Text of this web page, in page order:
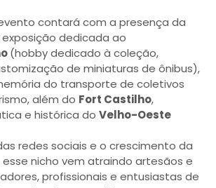
contará com a presença da
exposição dedicada ao
(hobby dedicado à coleção,
de miniaturas de ônibus),
do transporte de coletivos
além do Fort Castilho,
e histórica do Velho-Oeste
redes sociais e o crescimento da
esse nicho vem atraindo artesãos e
profissionais e entusiastas de